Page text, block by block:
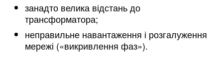
занадто велика відстань до
трансформатора;
неправильне навантаження і розгалуження
мережі («викривлення фаз»).